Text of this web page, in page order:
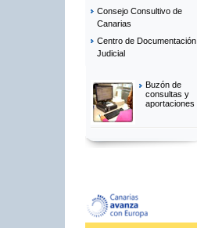
Consejo Consultivo de
Canarias
Centro de Documentación
Judicial
Buzón de
consultas y
aportaciones